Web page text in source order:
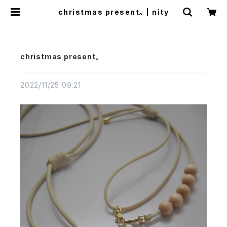
christmas present。 | nity
christmas present。
2022/11/25 09:21